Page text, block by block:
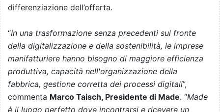
differenziazione dell’offerta.
“In una trasformazione senza precedenti sul fronte
della digitalizzazione e della sostenibilità, le imprese
manifatturiere hanno bisogno di maggiore efficienza
produttiva, capacità nell'organizzazione della
fabbrica, gestione corretta dei processi digitali”,
commenta Marco Taisch, Presidente di Made. “Made
è il luogo perfetto dove incontrarsi e ricevere un